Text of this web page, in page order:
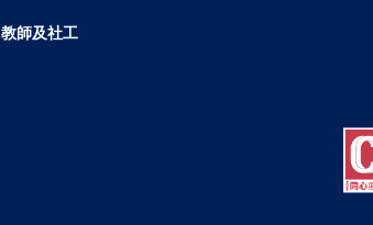
教師及社工